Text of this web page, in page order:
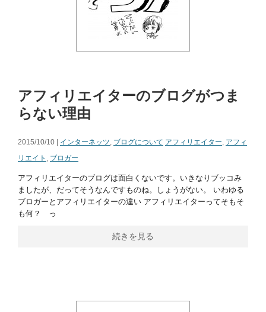
アフィリエイターのブログがつま
らない理由
2015/10/10 | インターネッツ ブログについて アフィリエイター アフィ
リエイト
ブロガー
アフィリエイターのブログは面白くないです。いきなりブッコみ
ましたが、だってそうなんですものね。しょうがない。 いわゆる
ブロガーとアフィリエイターの違い アフィリエイターってそもそ
も何？ っ
続きを見る